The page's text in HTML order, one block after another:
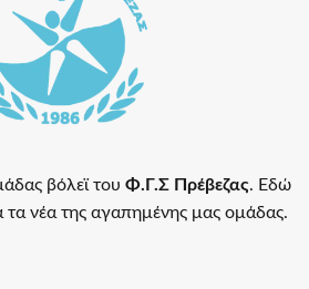
βόλεϊ του Φ.Γ.Σ Πρέβεζας. Εδώ
τα νέα της αγαπημένης μας ομάδας.